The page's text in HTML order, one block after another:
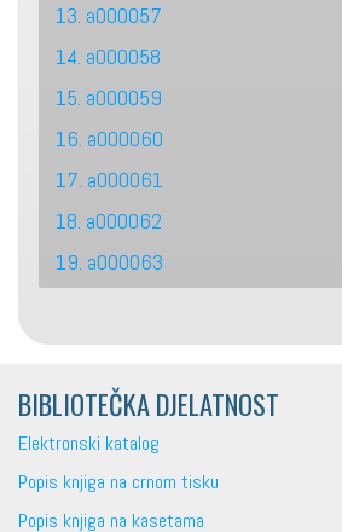
13. a000057
14. a000058
15. a000059
16. a000060
17. a000061
18. a000062
19. a000063
BIBLIOTEČKA DJELATNOST
Elektronski katalog
Popis knjiga na crnom tisku
Popis knjiga na kasetama